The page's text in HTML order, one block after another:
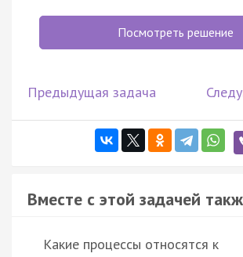
Посмотреть решение
Предыдущая задача
Вместе с этой задачей
Какие процессы относятся к